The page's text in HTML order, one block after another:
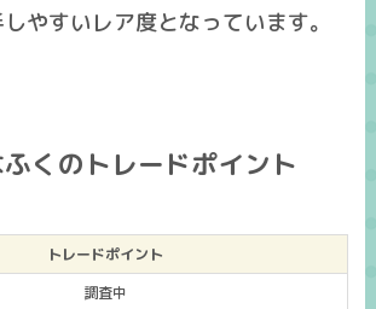
やすいレア度となっています。
くのトレードポイント
トレードポイント
調査中